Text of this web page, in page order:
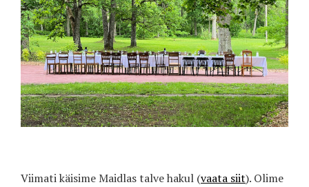
Viimati käisime Maidlas talve hakul (vaata siit). Olime